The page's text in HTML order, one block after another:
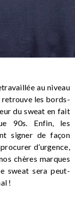
au niveau
retrouve les bords-
du sweat en fait
90s. Enfin, les
signer de façon
d’urgence,
chères marques
sweat sera peut-
!